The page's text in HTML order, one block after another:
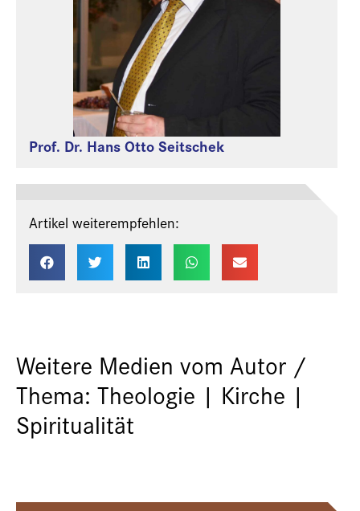
Prof. Dr. Hans Otto Seitschek
Artikel weiterempfehlen:
Weitere Medien vom Autor /
Thema: Theologie | Kirche |
Spiritualität